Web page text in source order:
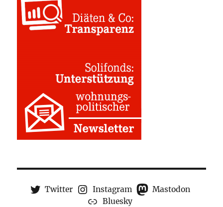
Twitter Instagram
Mastodon
Bluesky